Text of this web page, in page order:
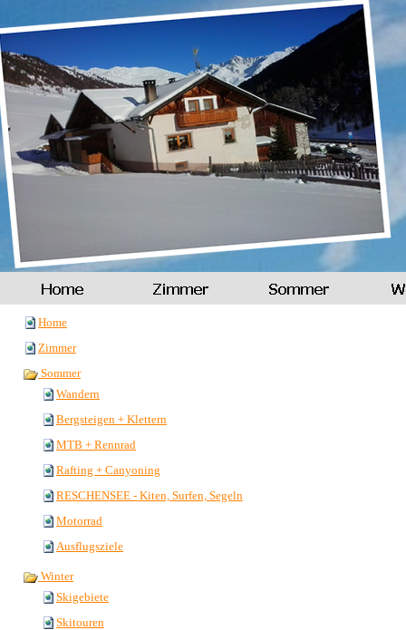
Home
Zimmer
Sommer
Wandern
Bergsteigen + Klettern
MTB + Rennrad
Rafting + Canyoning
RESCHENSEE - Kiten, Surfen, Segeln
Motorrad
Ausflugsziele
Winter
Skigebiete
Skitouren